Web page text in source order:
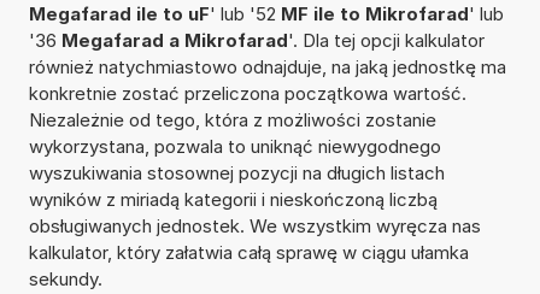
Megafarad ile to uF' lub '52 MF ile to Mikrofarad' lub
'36 Megafarad a Mikrofarad'. Dla tej opcji kalkulator
również natychmiastowo odnajduje, na jaką jednostkę ma
konkretnie zostać przeliczona początkowa wartość.
Niezależnie od tego, która z możliwości zostanie
wykorzystana, pozwala to uniknąć niewygodnego
wyszukiwania stosownej pozycji na długich listach
wyników z miriadą kategorii i nieskończoną liczbą
obsługiwanych jednostek. We wszystkim wyręcza nas
kalkulator, który załatwia całą sprawę w ciągu ułamka
sekundy.